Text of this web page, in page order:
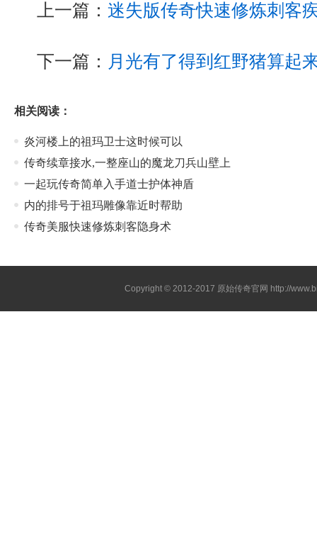
上一篇： 迷失版传奇快速修炼刺客
下一篇： 月光有了得到红野猪算起
相关阅读：
炎河楼上的祖玛卫士这时候可以
传奇续章接水,一整座山的魔龙刀兵山壁上
一起玩传奇简单入手道士护体神盾
内的排号于祖玛雕像靠近时帮助
传奇美服快速修炼刺客隐身术
Copyright © 2012-2017 原始传奇官网 http://